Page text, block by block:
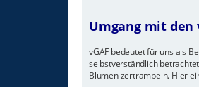
Umgang mit den
vGAF bedeutet für uns als
selbstverständlich
Blumen zertrampeln. Hier